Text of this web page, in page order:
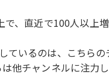
、直近で100人以上
ているのは、こちら
他チャンネルに注力